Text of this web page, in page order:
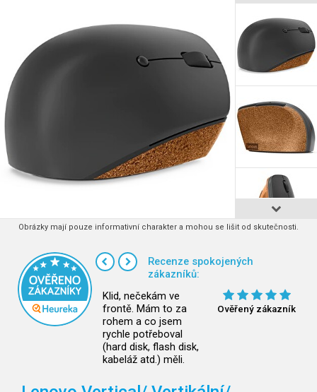
Obrázky mají pouze informativní charakter a mohou se lišit od skutečnosti.
Recenze spokojených
zákazníků:
Klid, nečekám ve
frontě. Mám to za
rohem a co jsem
rychle potřeboval
(hard disk, flash disk,
kabeláž atd.) měli.
Ověřený zákazník